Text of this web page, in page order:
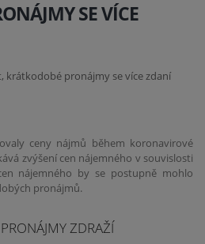
SE VÍCE
ceny nájmů během koronavirové
zvýšení cen nájemného v souvislosti
nájemného by se postupně mohlo
pronájmů.
ZDRAŽÍ